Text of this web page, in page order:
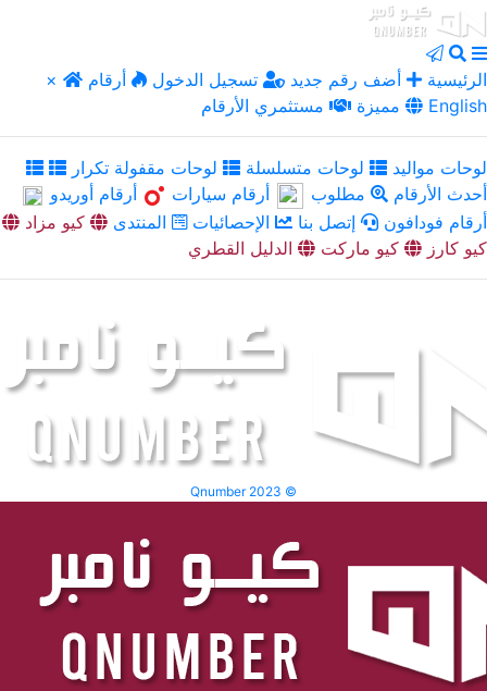
× الرئيسية أضف رقم جديد تسجيل الدخول
أرقام
مميزة
مستثمري الأرقام English
لوحات مواليد لوحات متسلسلة
لوحات مقفولة تكرار
أحدث الأرقام
مطلوب أرقام سيارات
أرقام أوريدو
أرقام فودافون
إتصل بنا الإحصائيات المنتدى
كيو مزاد
كيو كارز
كيو ماركت الدليل القطري
Qnumber 2023 ©